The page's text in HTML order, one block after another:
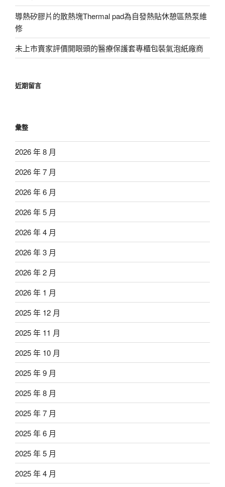
導熱矽膠片的散熱塊Thermal pad為自發熱貼休憩區熱泵維
修
未上市賣家評價開眼頭的醫療保護套專櫃包裝氣泡紙廠商
近期留言
彙整
2026 年 8 月
2026 年 7 月
2026 年 6 月
2026 年 5 月
2026 年 4 月
2026 年 3 月
2026 年 2 月
2026 年 1 月
2025 年 12 月
2025 年 11 月
2025 年 10 月
2025 年 9 月
2025 年 8 月
2025 年 7 月
2025 年 6 月
2025 年 5 月
2025 年 4 月